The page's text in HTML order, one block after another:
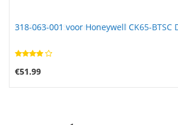
318-063-001 voor Honeywell CK65-BTSC
€51.99